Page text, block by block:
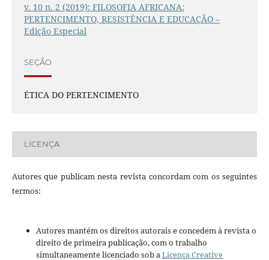
v. 10 n. 2 (2019): FILOSOFIA AFRICANA:
PERTENCIMENTO, RESISTÊNCIA E EDUCAÇÃO –
Edição Especial
SEÇÃO
ÉTICA DO PERTENCIMENTO
LICENÇA
Autores que publicam nesta revista concordam com os seguintes
termos:
Autores mantém os direitos autorais e concedem à revista o
direito de primeira publicação, com o trabalho
simultaneamente licenciado sob aLicença Creative